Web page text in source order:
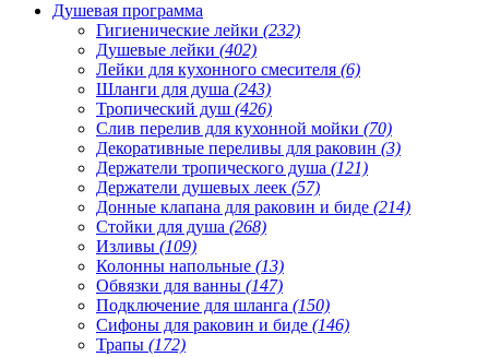
Душевая программа
Гигиенические лейки (232)
Душевые лейки (402)
Лейки для кухонного смесителя (6)
Шланги для душа (243)
Тропический душ (426)
Слив перелив для кухонной мойки (70)
Декоративные переливы для раковин (3)
Держатели тропического душа (121)
Держатели душевых леек (57)
Донные клапана для раковин и биде (214)
Стойки для душа (268)
Изливы (109)
Колонны напольные (13)
Обвязки для ванны (147)
Подключение для шланга (150)
Сифоны для раковин и биде (146)
Трапы (172)